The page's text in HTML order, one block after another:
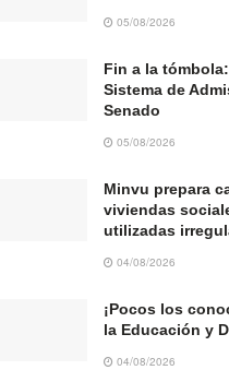
05/08/2026
Fin a la
Sistema de
Senado
05/08/2026
Minvu prepara
viviendas
utilizadas
04/08/2026
¡Pocos los
la Educación y
04/08/2026